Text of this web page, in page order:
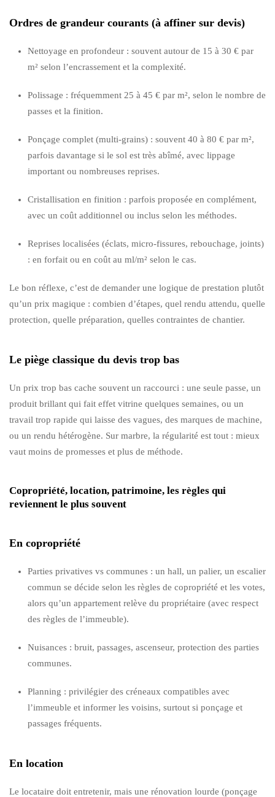
Ordres de grandeur courants (à affiner sur devis)
Nettoyage en profondeur : souvent autour de 15 à 30 € par
m² selon l’encrassement et la complexité.
Polissage : fréquemment 25 à 45 € par m², selon le nombre de
passes et la finition.
Ponçage complet (multi-grains) : souvent 40 à 80 € par m²,
parfois davantage si le sol est très abîmé, avec lippage
important ou nombreuses reprises.
Cristallisation en finition : parfois proposée en complément,
avec un coût additionnel ou inclus selon les méthodes.
Reprises localisées (éclats, micro-fissures, rebouchage, joints)
: en forfait ou en coût au ml/m² selon le cas.
Le bon réflexe, c’est de demander une logique de prestation plutôt
qu’un prix magique : combien d’étapes, quel rendu attendu, quelle
protection, quelle préparation, quelles contraintes de chantier.
Le piège classique du devis trop bas
Un prix trop bas cache souvent un raccourci : une seule passe, un
produit brillant qui fait effet vitrine quelques semaines, ou un
travail trop rapide qui laisse des vagues, des marques de machine,
ou un rendu hétérogène. Sur marbre, la régularité est tout : mieux
vaut moins de promesses et plus de méthode.
Copropriété, location, patrimoine, les règles qui
reviennent le plus souvent
En copropriété
Parties privatives vs communes : un hall, un palier, un escalier
commun se décide selon les règles de copropriété et les votes,
alors qu’un appartement relève du propriétaire (avec respect
des règles de l’immeuble).
Nuisances : bruit, passages, ascenseur, protection des parties
communes.
Planning : privilégier des créneaux compatibles avec
l’immeuble et informer les voisins, surtout si ponçage et
passages fréquents.
En location
Le locataire doit entretenir, mais une rénovation lourde (ponçage